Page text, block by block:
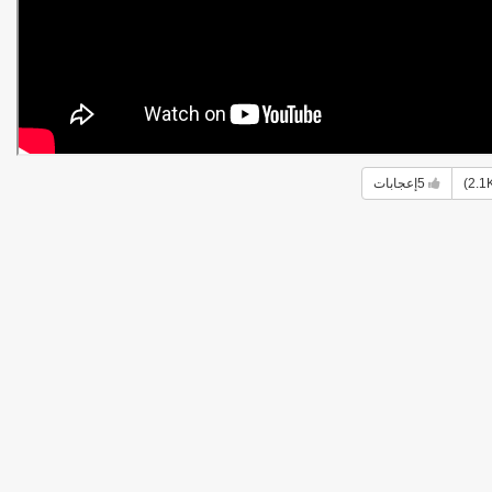
5 إعجابات